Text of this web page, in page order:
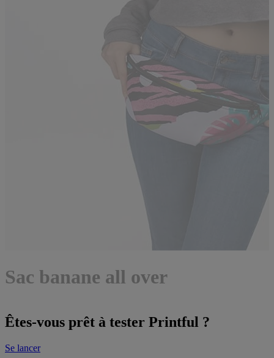
Sac banane all over
Êtes-vous prêt à tester Printful ?
Se lancer